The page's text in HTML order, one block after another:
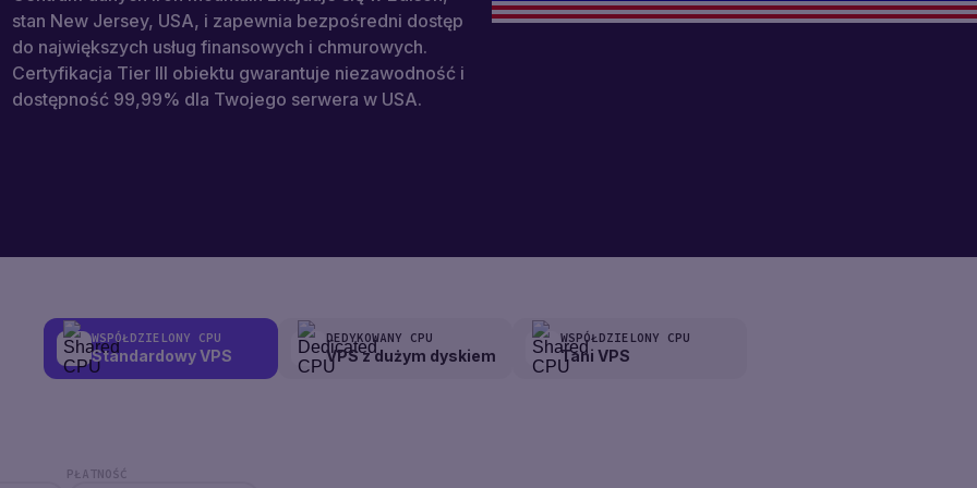
stan New Jersey, USA, i zapewnia bezpośredni dostęp
do największych usług finansowych i chmurowych.
Certyfikacja Tier III obiektu gwarantuje niezawodność i
dostępność 99,99% dla Twojego serwera w USA.
WSPÓŁDZIELONY CPU
Standardowy VPS
DEDYKOWANY CPU
VPS z dużym dyskiem
WSPÓŁDZIELONY CPU
Tani VPS
PŁATNOŚĆ